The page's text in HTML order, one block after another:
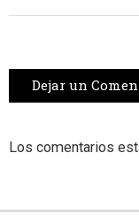
Dejar un
Los comentarios